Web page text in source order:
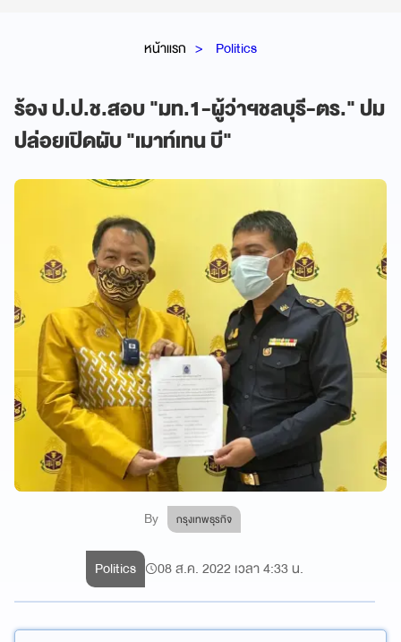
หน้าแรก Politics
ร้อง ป.ป.ช.สอบ "มท.1-ผู้ว่าฯชลบุรี-ตร." ปม
ปล่อยเปิดผับ "เมาท์เทน บี"
By กรุงเทพธุรกิจ
Politics 08 ส.ค. 2022 เวลา 4:33 น.